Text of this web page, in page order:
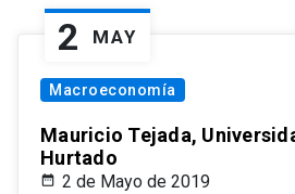
2 MAY
Macroeconomía
Mauricio Tejada,
Hurtado
2 de Mayo de 2019